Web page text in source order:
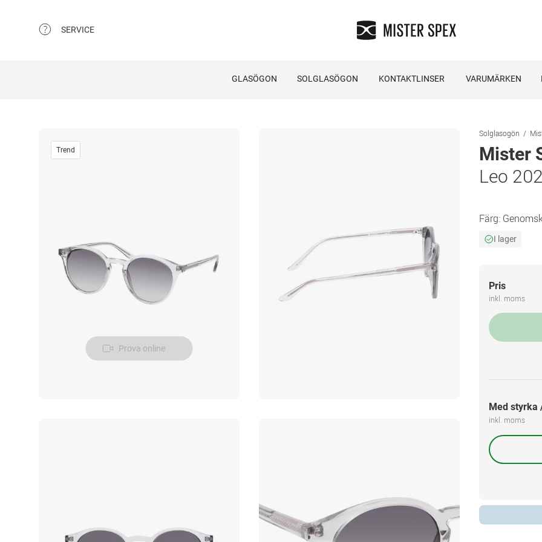
SERVICE
GLASÖGON SOLGLASÖGON KONTAKTLINSER VARUMÄRKEN
Trend
Prova online
Solglasogön
Mister
Leo
Färg:
I lager
Pris
inkl. moms
Med styrka
inkl. moms